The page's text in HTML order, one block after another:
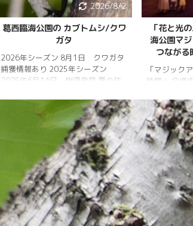
2026/8/2
葛西臨海公園の カブトムシ/クワ
ガタ
2026年シーズン 8月1日 クワガタ
捕獲情報あり 2025年シーズン
2025年6月14日 樹液発見 夏の訪
く、樹液の出方は低調。新水族園の
建設の影響もあってか、カブトム
シ・クワガタの確認情報はかなり減
りましたが、カブトムシ・ノコギリ
クワガタの情報がありました。しか
し、かなり個体数が減少していると
思われます。 2025年3月28日 冬
眠していたコクワガタ全員が目覚め
ました!! 2025年2月17日 冬眠して
いたコクワガタ♂が目覚めました!!
昆虫ゼリーを吸って ...
「花と光
海公園マ
つながる
「マジック
時間」 会場
る空の色彩
ップを展開
間は18時～
スポット」
前中央園路
な陽）」 葛
出「Deep